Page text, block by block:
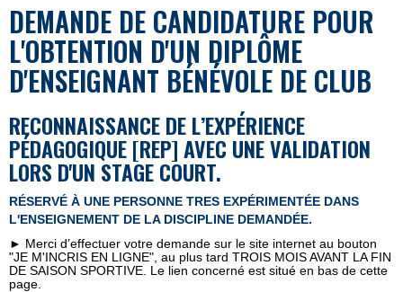
DEMANDE DE CANDIDATURE POUR
L'OBTENTION D'UN DIPLÔME
D'ENSEIGNANT BÉNÉVOLE DE CLUB
RECONNAISSANCE DE L’EXPÉRIENCE
PÉDAGOGIQUE [REP]AVEC UNE VALIDATION
LORS D'UN STAGE COURT.
RÉSERVÉ À UNE PERSONNE TRES EXPÉRIMENTÉE DANS
L'ENSEIGNEMENT DE LA DISCIPLINE DEMANDÉE.
► Merci d’effectuer votre demande sur le site internet au bouton
"JE M'INCRIS EN LIGNE", au plus tard TROIS MOIS AVANT LA FIN
DE SAISON SPORTIVE. Le lien concerné est situé en bas de cette
page.